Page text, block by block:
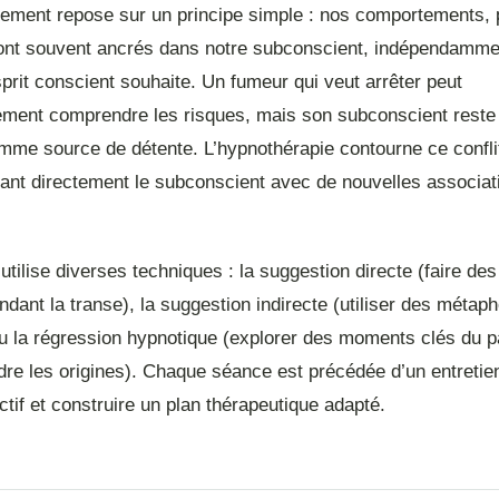
repose sur un principe simple : nos comportements,
souvent ancrés dans notre subconscient,
conscient souhaite. Un fumeur qui veut arrêter peut
comprendre les risques, mais son subconscient
source de détente. L’hypnothérapie contourne ce
directement le subconscient avec de nouvelles
diverses techniques : la suggestion directe (faire
la transe), la suggestion indirecte (utiliser des
la régression hypnotique (explorer des moments clés du
les origines). Chaque séance est précédée d’un
et construire un plan thérapeutique adapté.